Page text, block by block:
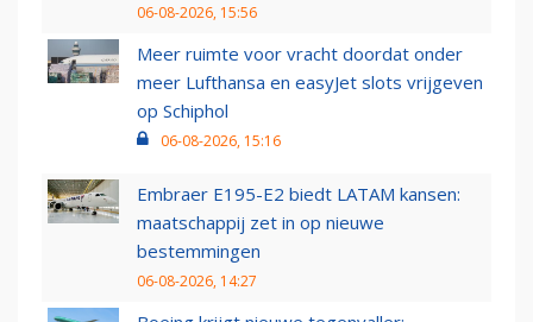
06-08-2026, 15:56
Meer ruimte voor vracht doordat onder
meer Lufthansa en easyJet slots vrijgeven
op Schiphol
06-08-2026, 15:16
Embraer E195-E2 biedt LATAM kansen:
maatschappij zet in op nieuwe
bestemmingen
06-08-2026, 14:27